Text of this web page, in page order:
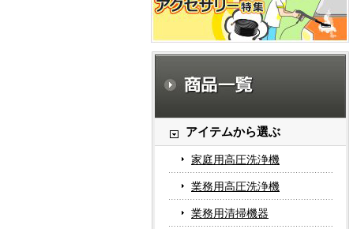
アイテムから選ぶ
家庭用高圧洗浄機
業務用高圧洗浄機
業務用清掃機器